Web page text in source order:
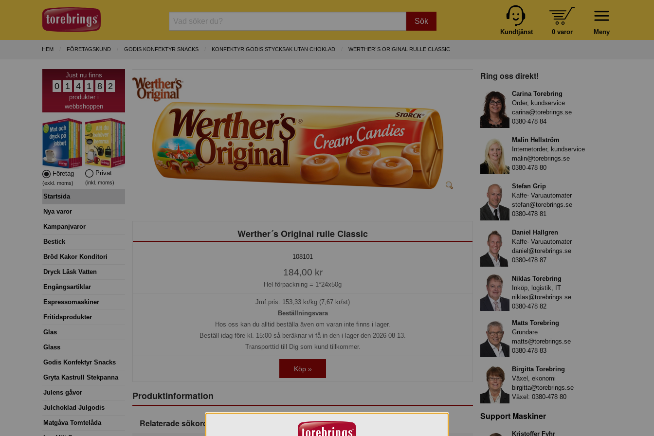
Sök
Meny
0 varor
Kundtjänst
HEM FÖRETAGSKUND GODIS KONFEKTYR SNACKS KONFEKTYR GODIS STYCKSAK UTAN CHOKLAD WERTHER´S ORIGINAL RULLE CLASSIC
Just nu finns
0 1 4 1 8 2
produkter i
webbshoppen
Företag
(exkl. moms)
Privat
(inkl. moms)
Startsida
Nya varor
Kampanjvaror
Bestick
Bröd Kakor Konditori
Dryck Läsk Vatten
Engångsartiklar
Espressomaskiner
Fritidsprodukter
Glas
Glass
Godis Konfektyr Snacks
Gryta Kastrull Stekpanna
Julens gåvor
Julchoklad Julgodis
Matgåva Tomtelåda
Werther´s Original rulle Classic
108101
184,00 kr
Hel förpackning = 1*24x50g
Jmf.pris: 153,33 kr/kg (7,67 kr/st)
Beställningsvara
Hos oss kan du alltid beställa även om varan inte finns i lager.
Beställ idag före kl. 15:00 så beräknar vi få in den i lager den 2026-08-13.
Transporttid till Dig som kund tillkommer.
Köp »
Produktinformation
Relaterade sökord
Ring oss direkt!
Carina Torebring
Order, kundservice
carina@torebrings.se
0380-478 84
Malin Hellström
Internetorder, kundservice
malin@torebrings.se
0380-478 80
Stefan Grip
Kaffe- Varuautomater
stefan@torebrings.se
0380-478 81
Daniel Hallgren
Kaffe- Varuautomater
daniel@torebrings.se
0380-478 87
Niklas Torebring
Inköp, logistik, IT
niklas@torebrings.se
0380-478 82
Matts Torebring
Grundare
matts@torebrings.se
0380-478 83
Birgitta Torebring
Växel, ekonomi
birgitta@torebrings.se
Växel: 0380-478 80
Support Maskiner
Kristoffer Fyhr